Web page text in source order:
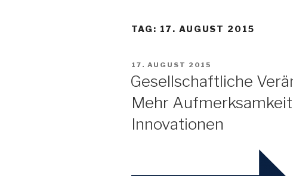
TAG: 17. AUGUST 2015
VERÖFFENTLICHT
17. AUGUST 2015
Gesellschaftliche
Mehr
Innovationen